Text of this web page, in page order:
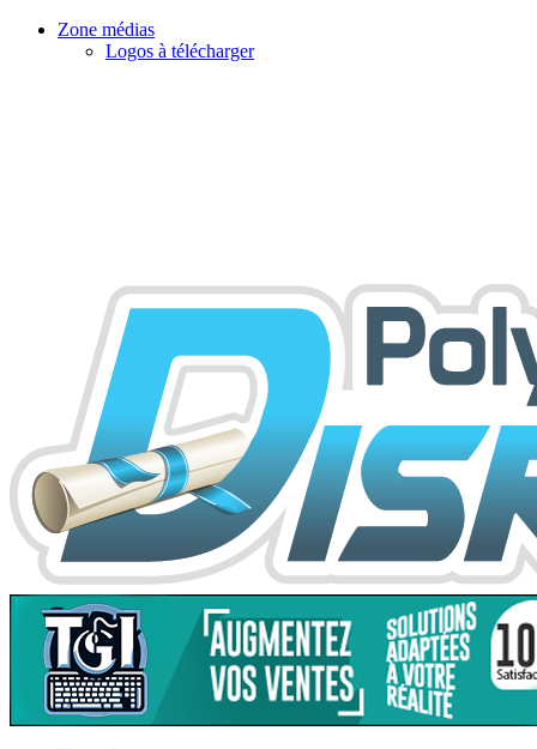
Zone médias
Logos à télécharger